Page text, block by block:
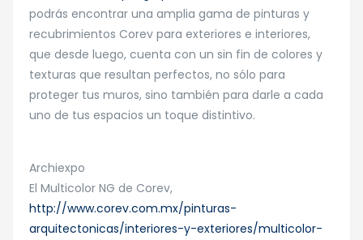
podrás encontrar una amplia gama de pinturas y
recubrimientos Corev para exteriores e interiores,
que desde luego, cuenta con un sin fin de colores y
texturas que resultan perfectos, no sólo para
proteger tus muros, sino también para darle a cada
uno de tus espacios un toque distintivo.
Archiexpo
El Multicolor NG de Corev,
http://www.corev.com.mx/pinturas-
arquitectonicas/interiores-y-exteriores/multicolor-